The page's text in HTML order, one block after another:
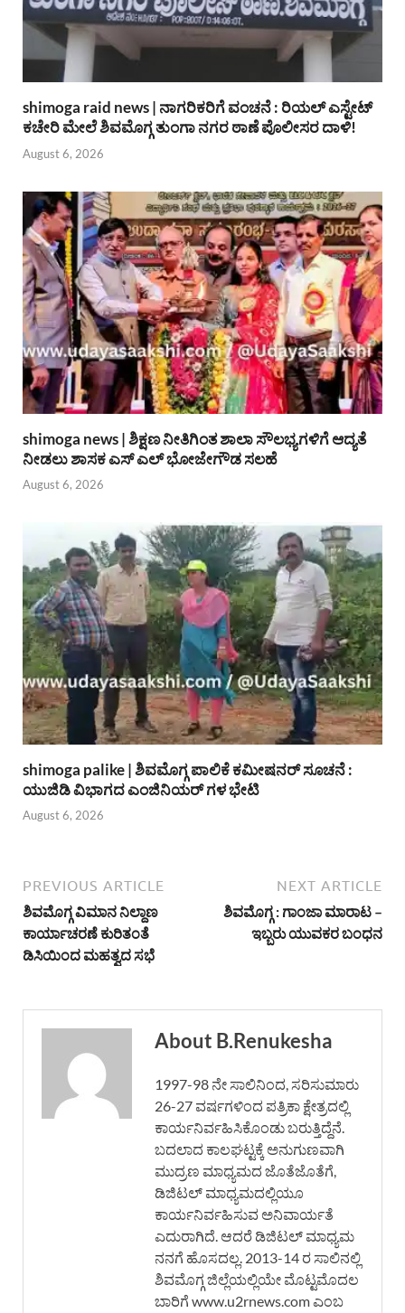
shimoga raid news | ನಾಗರಿಕರಿಗೆ ವಂಚನೆ : ರಿಯಲ್ ಎಸ್ಟೇಟ್
ಕಚೇರಿ ಮೇಲೆ ಶಿವಮೊಗ್ಗ ತುಂಗಾ ನಗರ ಠಾಣೆ ಪೊಲೀಸರ ದಾಳಿ!
August 6, 2026
shimoga news | ಶಿಕ್ಷಣ ನೀತಿಗಿಂತ ಶಾಲಾ ಸೌಲಭ್ಯಗಳಿಗೆ ಆದ್ಯತೆ
ನೀಡಲು ಶಾಸಕ ಎಸ್ ಎಲ್ ಭೋಜೇಗೌಡ ಸಲಹೆ
August 6, 2026
shimoga palike | ಶಿವಮೊಗ್ಗ ಪಾಲಿಕೆ ಕಮೀಷನರ್ ಸೂಚನೆ :
ಯುಜಿಡಿ ವಿಭಾಗದ ಎಂಜಿನಿಯರ್ ಗಳ ಭೇಟಿ
August 6, 2026
PREVIOUS ARTICLE
ಶಿವಮೊಗ್ಗ ವಿಮಾನ ನಿಲ್ದಾಣ
ಕಾರ್ಯಾಚರಣೆ ಕುರಿತಂತೆ
ಡಿಸಿಯಿಂದ ಮಹತ್ವದ ಸಭೆ
NEXT ARTICLE
ಶಿವಮೊಗ್ಗ : ಗಾಂಜಾ ಮಾರಾಟ –
ಇಬ್ಬರು ಯುವಕರ ಬಂಧನ
About B.Renukesha
1997-98 ನೇ ಸಾಲಿನಿಂದ, ಸರಿಸುಮಾರು
26-27 ವರ್ಷಗಳಿಂದ ಪತ್ರಿಕಾ ಕ್ಷೇತ್ರದಲ್ಲಿ
ಕಾರ್ಯನಿರ್ವಹಿಸಿಕೊಂಡು ಬರುತ್ತಿದ್ದೆನೆ.
ಬದಲಾದ ಕಾಲಘಟ್ಟಕ್ಕೆ ಅನುಗುಣವಾಗಿ
ಮುದ್ರಣ ಮಾಧ್ಯಮದ ಜೊತೆಜೊತೆಗೆ,
ಡಿಜಿಟಲ್ ಮಾಧ್ಯಮದಲ್ಲಿಯೂ
ಕಾರ್ಯನಿರ್ವಹಿಸುವ ಅನಿವಾರ್ಯತೆ
ಎದುರಾಗಿದೆ. ಆದರೆ ಡಿಜಿಟಲ್ ಮಾಧ್ಯಮ
ನನಗೆ ಹೊಸದಲ್ಲ. 2013-14 ರ ಸಾಲಿನಲ್ಲಿ
ಶಿವಮೊಗ್ಗ ಜಿಲ್ಲೆಯಲ್ಲಿಯೇ ಮೊಟ್ಟಮೊದಲ
ಬಾರಿಗೆ www.u2rnews.com ಎಂಬ